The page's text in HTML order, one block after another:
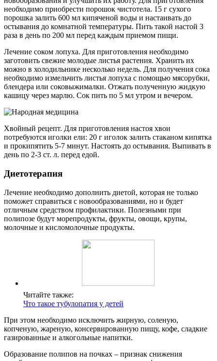
необходимо приобрести порошок чистотела. 15 г сухого
порошка залить 600 мл кипяченой воды и настаивать до
остывания до комнатной температуры. Пить такой настой 3
раза в день по 200 мл перед каждым приемом пищи.
Лечение соком лопуха. Для приготовления необходимо
заготовить свежие молодые листья растения. Хранить их
можно в холодильнике несколько недель. Для получения сока
необходимо измельчить листья лопуха с помощью мясорубки,
блендера или соковыжималки. Отжать полученную жидкую
кашицу через марлю. Сок пить по 5 мл утром и вечером.
Хвойный рецепт. Для приготовления настоя хвои
потребуются иголки ели: 20 г иголок залить стаканом кипятка
и прокипятить 5-7 минут. Настоять до остывания. Выпивать в
день по 2-3 ст. л. перед едой.
Диетотерапия
Лечение необходимо дополнить диетой, которая не только
поможет справиться с новообразованиями, но и будет
отличным средством профилактики. Полезными при
полипозе будут морепродукты, фрукты, овощи, крупы,
молочные и кисломолочные продукты.
Читайте также:
Что такое тубулопатия у детей
При этом необходимо исключить жирную, соленую,
копченую, жареную, консервированную пищу, кофе, сладкие
газированные и алкогольные напитки.
Образование полипов на почках – признак снижения